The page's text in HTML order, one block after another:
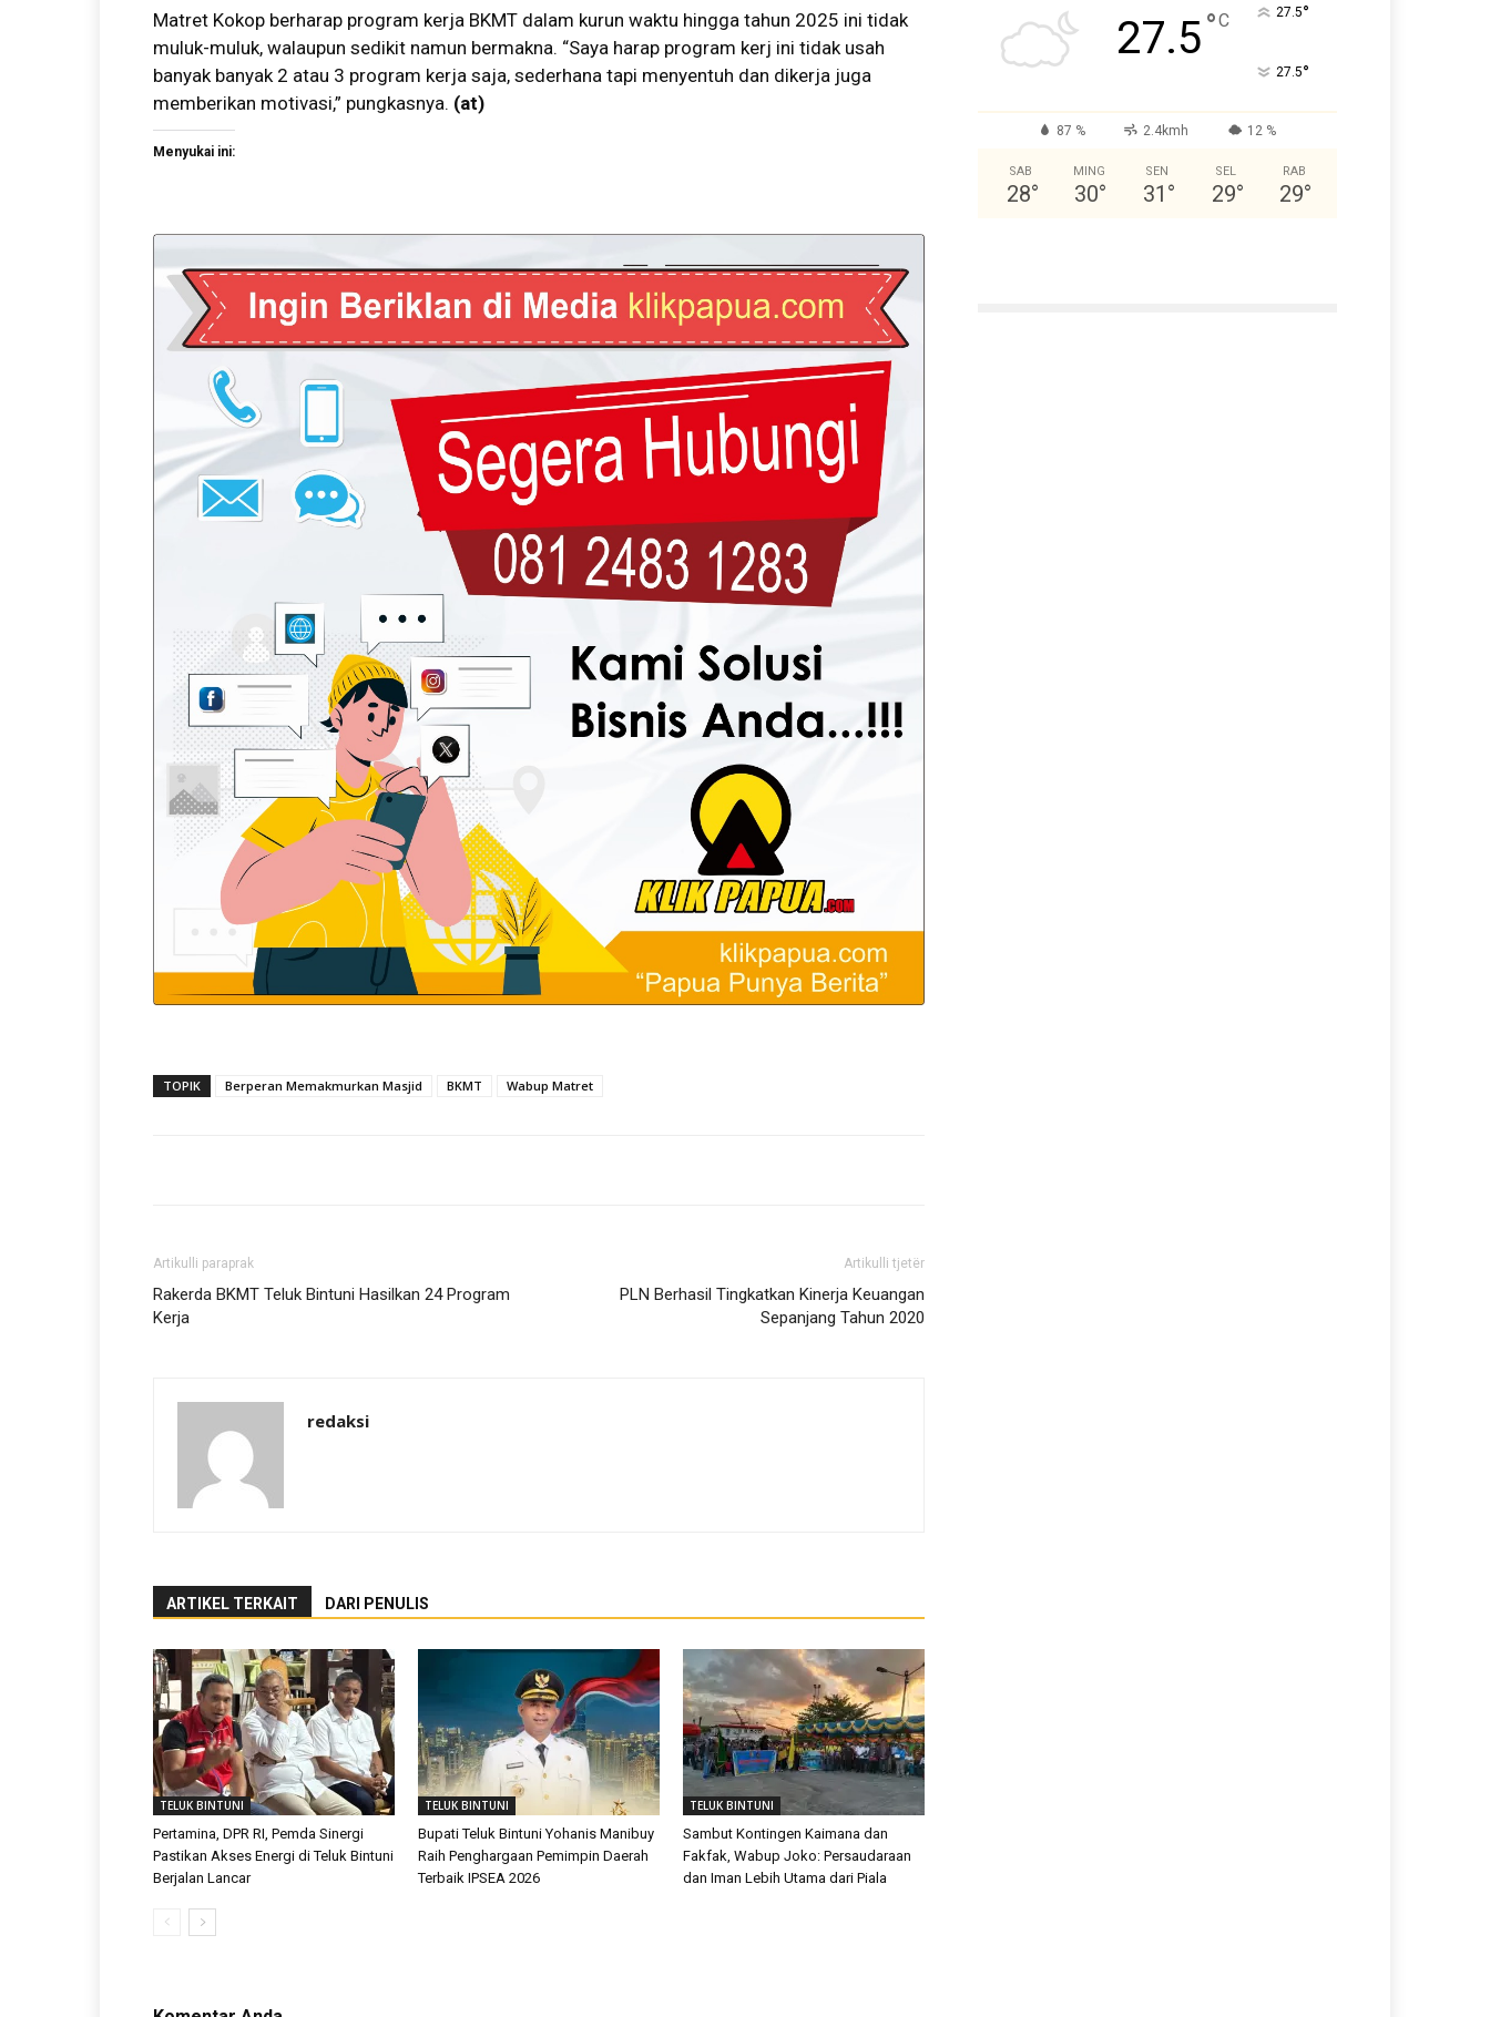
Matret Kokop berharap program kerja BKMT dalam kurun waktu hingga tahun 2025 ini tidak
muluk-muluk, walaupun sedikit namun bermakna. “Saya harap program kerj ini tidak usah
banyak banyak 2 atau 3 program kerja saja, sederhana tapi menyentuh dan dikerja juga
memberikan motivasi,” pungkasnya. (at)
Menyukai ini:
TOPIK Berperan Memakmurkan Masjid BKMT Wabup Matret
Artikulli paraprak
Rakerda BKMT Teluk Bintuni Hasilkan 24 Program
Kerja
Artikulli tjetër
PLN Berhasil Tingkatkan Kinerja Keuangan
Sepanjang Tahun 2020
redaksi
ARTIKEL TERKAIT DARI PENULIS
TELUK BINTUNI
Pertamina, DPR RI, Pemda Sinergi
Pastikan Akses Energi di Teluk Bintuni
Berjalan Lancar
TELUK BINTUNI
Bupati Teluk Bintuni Yohanis Manibuy
Raih Penghargaan Pemimpin Daerah
Terbaik IPSEA 2026
TELUK BINTUNI
Sambut Kontingen Kaimana dan
Fakfak, Wabup Joko: Persaudaraan
dan Iman Lebih Utama dari Piala
27.5°C 27.5°
27.5°
87 % 2.4kmh 12 %
SAB
28°
MING
30°
SEN
31 °
SEL
29°
RAB
29°